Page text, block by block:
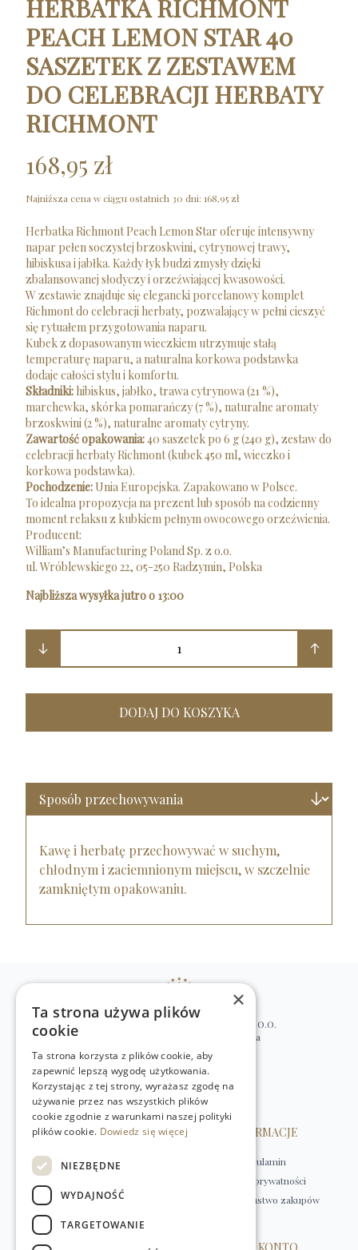
HERBATKA RICHMONT
PEACH LEMON STAR 40
SASZETEK Z ZESTAWEM
DO CELEBRACJI HERBATY
RICHMONT
168,95 zł
Najniższa cena w ciągu ostatnich 30 dni: 168,95 zł
Herbatka Richmont Peach Lemon Star oferuje intensywny
napar pełen soczystej brzoskwini, cytrynowej trawy,
hibiskusa i jabłka. Każdy łyk budzi zmysły dzięki
zbalansowanej słodyczy i orzeźwiającej kwasowości.
W zestawie znajduje się elegancki porcelanowy komplet
Richmont do celebracji herbaty, pozwalający w pełni cieszyć
się rytuałem przygotowania naparu.
Kubek z dopasowanym wieczkiem utrzymuje stałą
temperaturę naparu, a naturalna korkowa podstawka
dodaje całości stylu i komfortu.
Składniki: hibiskus, jabłko, trawa cytrynowa (21 %),
marchewka, skórka pomarańczy (7 %), naturalne aromaty
brzoskwini (2 %), naturalne aromaty cytryny.
Zawartość opakowania:40 saszetek po 6 g (240 g), zestaw do
celebracji herbaty Richmont (kubek 450 ml, wieczko i
korkowa podstawka).
Pochodzenie: Unia Europejska. Zapakowano w Polsce.
To idealna propozycja na prezent lub sposób na codzienny
moment relaksu z kubkiem pełnym owocowego orzeźwienia.
Producent:
William’s Manufacturing Poland Sp. z o.o.
ul. Wróblewskiego 22, 05-250 Radzymin, Polska
Najbliższa wysyłka jutro o 13:00
1
DODAJ DO KOSZYKA
Kawę i herbatę przechowywać w suchym,
chłodnym i zaciemnionym miejscu, w szczelnie
zamkniętym opakowaniu.
WILLIAM’S NATURAL PRODUCTS SP. Z O.O.
ul. Stawki 2, 00-193 Warszawa, Polska
+48 (22) 875 91 35
kontakt@w-natural.pl
Obsługa sklepu internetowego
+48 798 349 435
OBSŁUGA KLIENTA
Kontakt
Dostawa
Zwroty
INFORMACJE
Regulamin
Polityka prywatności
Bezpieczeństwo zakupów
×
Ta strona używa plików
cookie
Ta strona korzysta z plików cookie, aby
zapewnić lepszą wygodę użytkowania.
Korzystając z tej strony, wyrażasz zgodę na
używanie przez nas wszystkich plików
cookie zgodnie z warunkami naszej polityki
plików cookie. Dowiedz się więcej
NIEZBĘDNE
WYDAJNOŚĆ
TARGETOWANIE